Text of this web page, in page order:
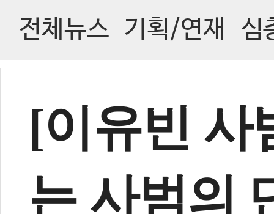
전체뉴스 기획/연재 심
[이유빈 사
는 사범의